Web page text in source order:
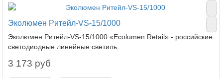
Эколюмен Ритейл-VS-15/1000
Эколюмен Ритейл-VS-15/1000 «Ecolumen Retail» - российские
светодиодные линейные светиль..
3 173 руб